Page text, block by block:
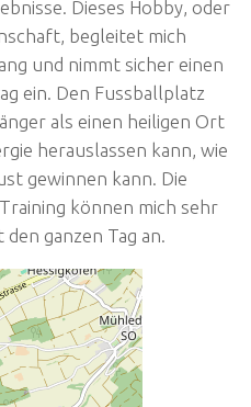
Dieses Hobby, oder
begleitet mich
und nimmt sicher einen
ein. Den Fussballplatz
als einen heiligen Ort
herauslassen kann, wie
gewinnen kann. Die
können mich sehr
ganzen Tag an.